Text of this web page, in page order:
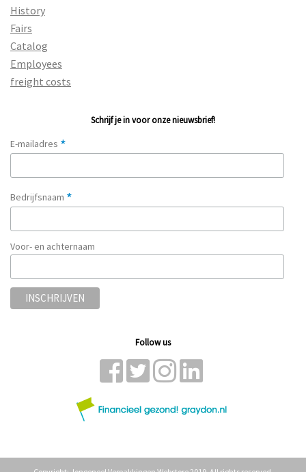
History
Fairs
Catalog
Employees
freight costs
Schrijf je in voor onze nieuwsbrief!
E-mailadres *
Bedrijfsnaam *
Voor- en achternaam
Follow us